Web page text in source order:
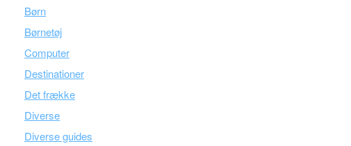
Børn
Børnetøj
Computer
Destinationer
Det frække
Diverse
Diverse guides